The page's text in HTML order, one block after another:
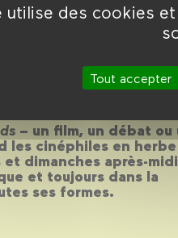
utilise des cookies
Tout accepter
2020-
– un film, un débat ou
les cinéphiles en
dimanches après-
et toujours dans la
ses formes.